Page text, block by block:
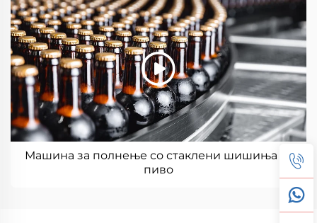
Машина за полнење со стаклени шишиња за
пиво